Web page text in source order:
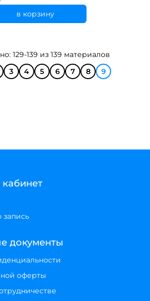
в корзину
129-139 из 139 материалов
3 4 5 6 7 8 9
запись
документы
оферты